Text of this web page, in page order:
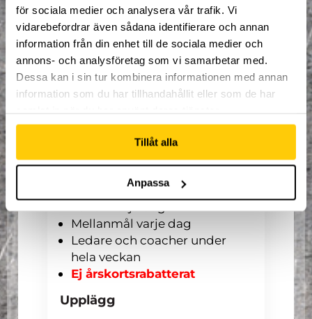
för sociala medier och analysera vår trafik. Vi
vidarebefordrar även sådana identifierare och annan
information från din enhet till de sociala medier och
annons- och analysföretag som vi samarbetar med.
Dessa kan i sin tur kombinera informationen med annan
information som du har tillhandahållit eller som de har
Tillåt alla
Anpassa
anpassade efter erfarenhet och
nivå.
Dagliga aktiviteter på
Gymnastikens Hus
Mellanmål varje dag
Ledare och coacher under
hela veckan
Ej årskortsrabatterat
Upplägg